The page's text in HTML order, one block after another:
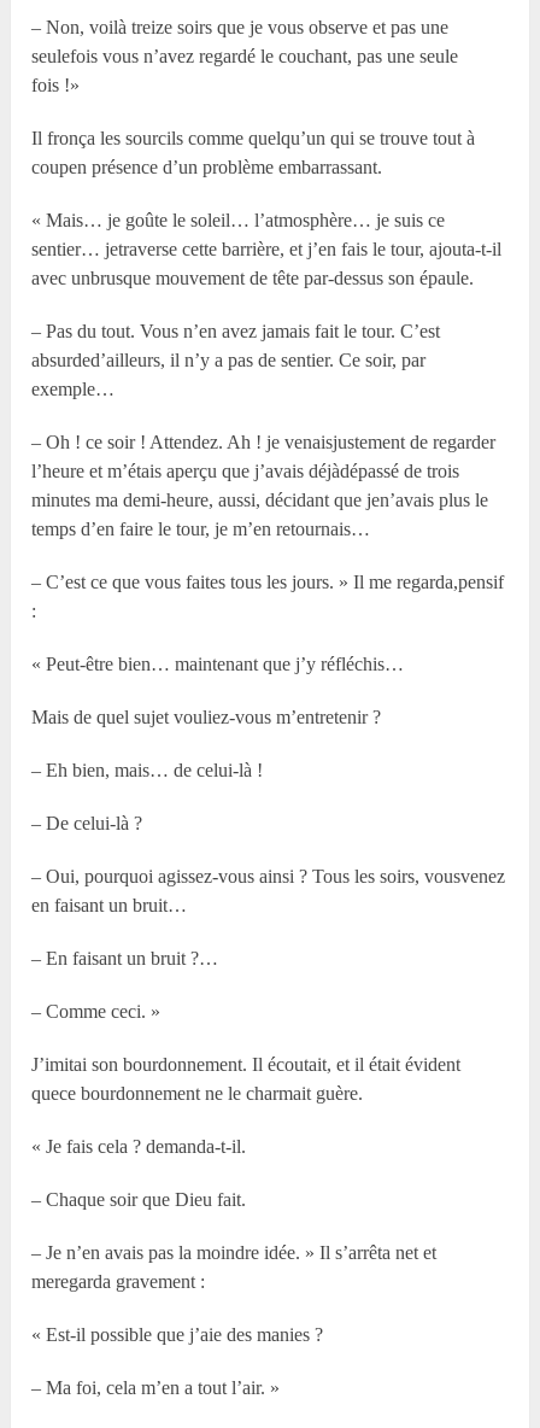
– Non, voilà treize soirs que je vous observe et pas une
seulefois vous n’avez regardé le couchant, pas une seule
fois !»
Il fronça les sourcils comme quelqu’un qui se trouve tout à
coupen présence d’un problème embarrassant.
« Mais… je goûte le soleil… l’atmosphère… je suis ce
sentier… jetraverse cette barrière, et j’en fais le tour, ajouta-t-il
avec unbrusque mouvement de tête par-dessus son épaule.
– Pas du tout. Vous n’en avez jamais fait le tour. C’est
absurded’ailleurs, il n’y a pas de sentier. Ce soir, par
exemple…
– Oh ! ce soir ! Attendez. Ah ! je venaisjustement de regarder
l’heure et m’étais aperçu que j’avais déjàdépassé de trois
minutes ma demi-heure, aussi, décidant que jen’avais plus le
temps d’en faire le tour, je m’en retournais…
– C’est ce que vous faites tous les jours. » Il me regarda,pensif
:
« Peut-être bien… maintenant que j’y réfléchis…
Mais de quel sujet vouliez-vous m’entretenir ?
– Eh bien, mais… de celui-là !
– De celui-là ?
– Oui, pourquoi agissez-vous ainsi ? Tous les soirs, vousvenez
en faisant un bruit…
– En faisant un bruit ?…
– Comme ceci. »
J’imitai son bourdonnement. Il écoutait, et il était évident
quece bourdonnement ne le charmait guère.
« Je fais cela ? demanda-t-il.
– Chaque soir que Dieu fait.
– Je n’en avais pas la moindre idée. » Il s’arrêta net et
meregarda gravement :
« Est-il possible que j’aie des manies ?
– Ma foi, cela m’en a tout l’air. »